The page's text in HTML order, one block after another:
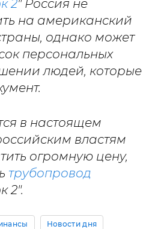
2" Россия не
на американский
однако может
персональных
людей, которые
в настоящем
властям
огромную цену,
трубопровод
2".
Новости дня